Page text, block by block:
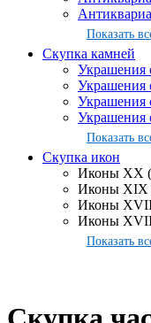
Показать
Скупка камней
Украшения
Украшения
Украшения
Украшения
Показать
Скупка икон
Иконы XX
Иконы XIX
Иконы
Иконы XVII
Показать